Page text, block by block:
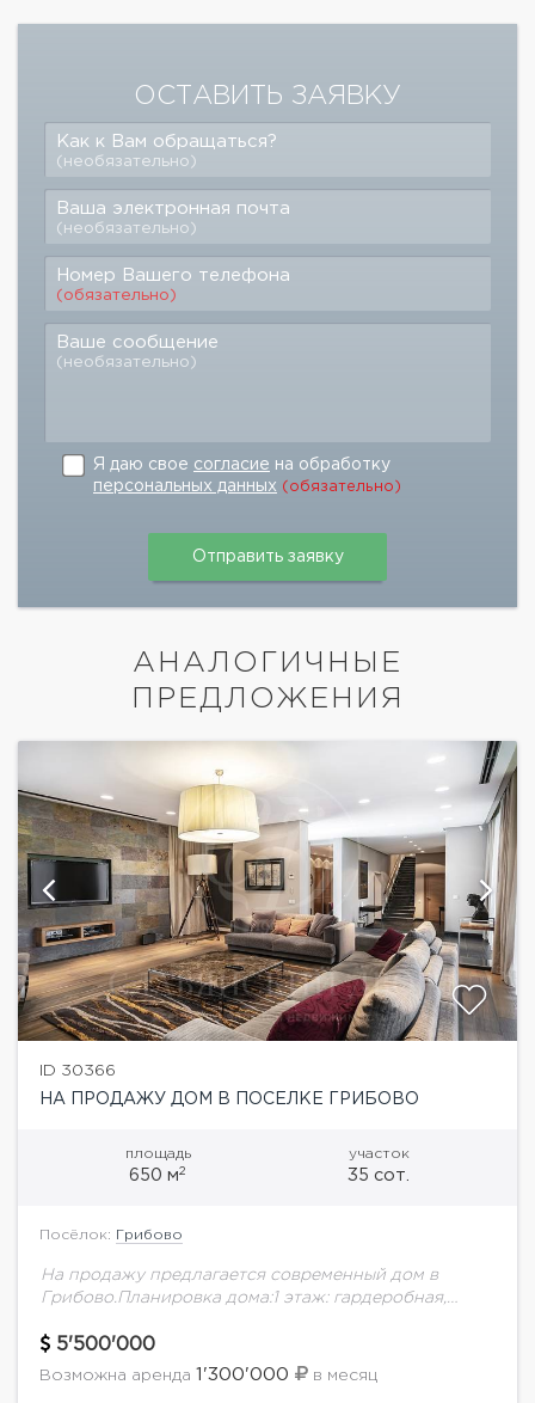
ОСТАВИТЬ ЗАЯВКУ
Как к Вам обращаться?
(необязательно)
Ваша электронная почта
(необязательно)
Номер Вашего телефона
(обязательно)
Ваше сообщение
(необязательно)
Я даю свое согласие на обработку
персональных данных (обязательно)
АНАЛОГИЧНЫЕ
ПРЕДЛОЖЕНИЯ
ID 30366
НА ПРОДАЖУ ДОМ В ПОСЕЛКЕ ГРИБОВО
площадь
650 м2
участок
35 сот.
Посёлок: Грибово
На продажу предлагается современный дом в
Грибово.Планировка дома:1 этаж: гардеробная,
гардеробной и с/у, кухня-столовая с выходом на
террасу, гостиная с камином,...
5'500'000
Возможна аренда 1'300'000 в месяц